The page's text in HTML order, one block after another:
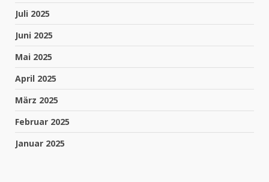
Juli 2025
Juni 2025
Mai 2025
April 2025
März 2025
Februar 2025
Januar 2025